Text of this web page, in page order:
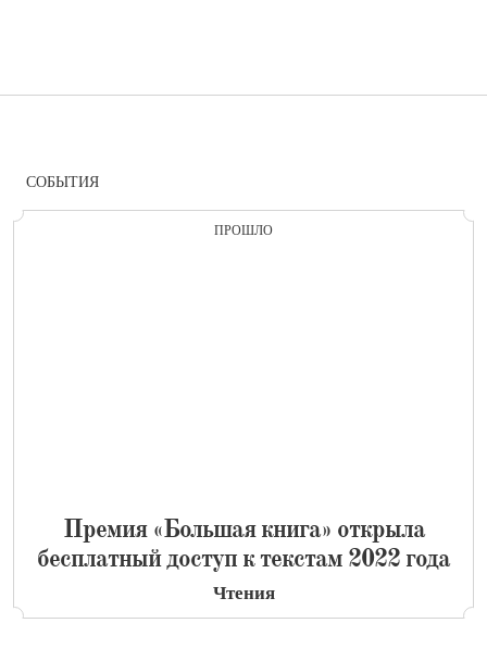
СОБЫТИЯ
ПРОШЛО
​Премия «Большая книга» открыла
бесплатный доступ к текстам 2022 года
Чтения